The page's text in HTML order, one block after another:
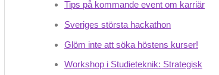
Tips på kommande event om karriär
Sveriges största hackathon
Glöm inte att söka höstens kurser!
Workshop i Studieteknik: Strategisk